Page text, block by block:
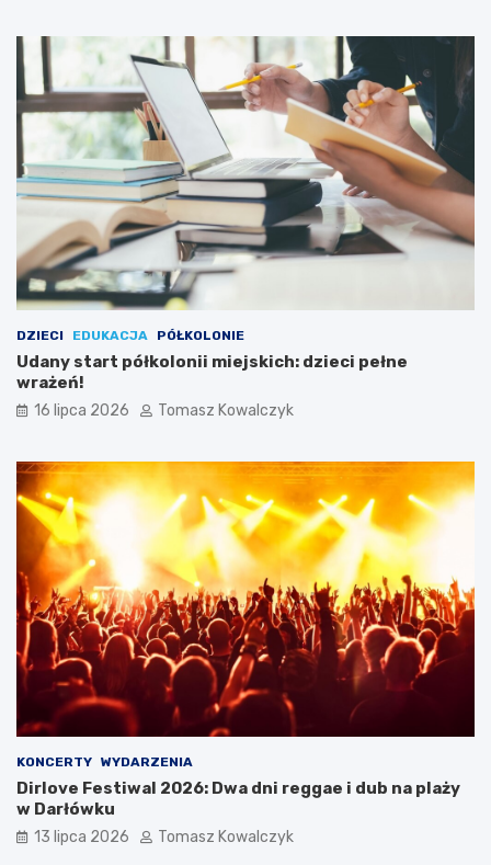
DZIECI EDUKACJA PÓŁKOLONIE
Udany start półkolonii miejskich: dzieci pełne
wrażeń!
16 lipca 2026 Tomasz Kowalczyk
KONCERTY WYDARZENIA
Dirlove Festiwal 2026: Dwa dni reggae i dub na plaży
w Darłówku
13 lipca 2026 Tomasz Kowalczyk